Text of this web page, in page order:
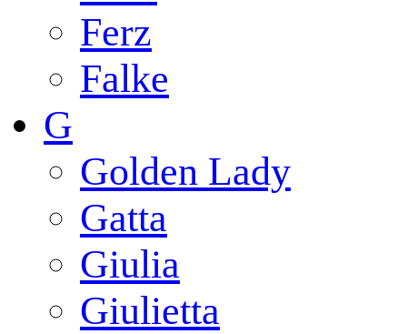
Ferz
Falke
G
Golden Lady
Gatta
Giulia
Giulietta